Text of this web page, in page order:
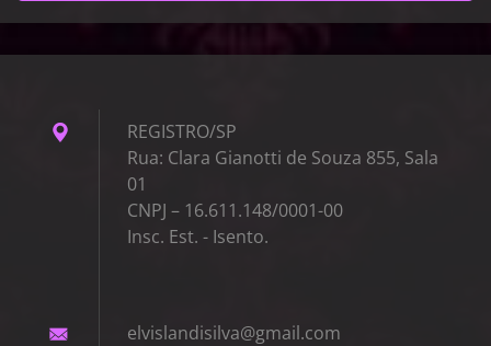
REGISTRO/SP
Rua: Clara Gianotti de Souza 855, Sala
01
CNPJ – 16.611.148/0001-00
Insc. Est. - Isento.
elvislandisilva@gmail.com